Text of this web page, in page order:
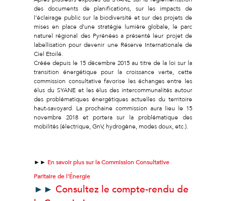
des documents de planifications, sur les impacts de
l’éclairage public sur la biodiversité et sur des projets de
mises en place d’une stratégie lumière globale, le parc
naturel régional des Pyrénées a présenté leur projet de
labellisation pour devenir une Réserve Internationale de
Ciel Etoilé.
Créée depuis le 15 décembre 2015 au titre de la loi sur la
transition énergétique pour la croissance verte, cette
commission consultative favorise les échanges entre les
élus du SYANE et les élus des intercommunalités autour
des problématiques énergétiques actuelles du territoire
haut-savoyard. La prochaine commission aura lieu le 15
novembre 2018 et portera sur la problématique des
mobilités (électrique, GnV, hydrogène, modes doux, etc.).
►► En savoir plus sur la Commission Consultative
Paritaire de l’Énergie
►► Consultez le compte-rendu de